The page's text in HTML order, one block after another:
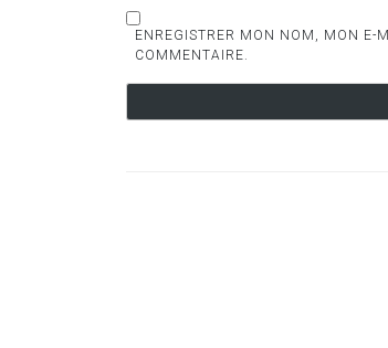
ENREGISTRER MON NOM, MON E-
COMMENTAIRE.